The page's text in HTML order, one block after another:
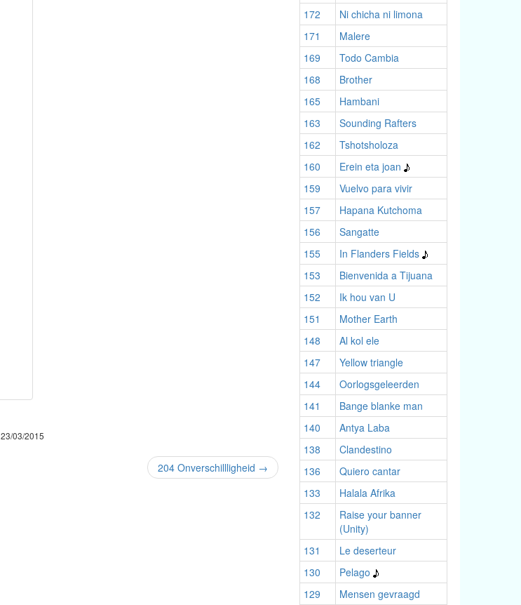
23/03/2015
204 Onverschillligheid →
172
Ni chicha ni limona
171
Malere
169
Todo Cambia
168
Brother
165
Hambani
163
Sounding Rafters
162
Tshotsholoza
160
Erein eta joan
159
Vuelvo para vivir
157
Hapana Kutchoma
156
Sangatte
155
In Flanders Fields
153
Bienvenida a Tijuana
152
Ik hou van U
151
Mother Earth
148
Al kol ele
147
Yellow triangle
144
Oorlogsgeleerden
141
Bange blanke man
140
Antya Laba
138
Clandestino
136
Quiero cantar
133
Halala Afrika
132
Raise your banner
(Unity)
131
Le deserteur
130
Pelago
129
Mensen gevraagd